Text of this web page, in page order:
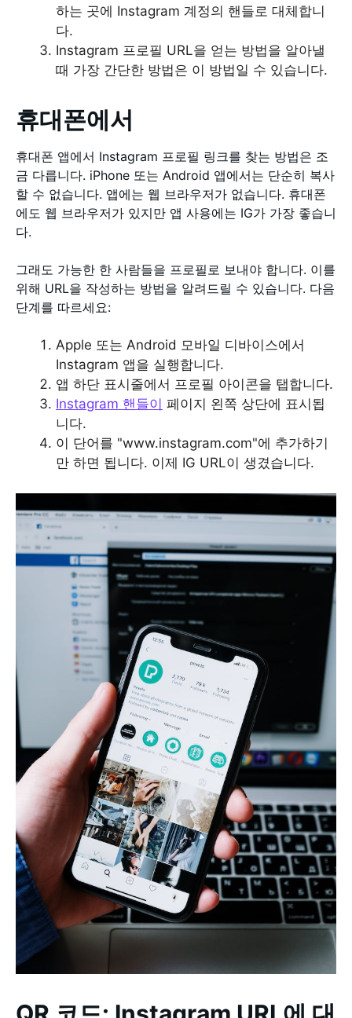
하는 곳에 Instagram 계정의 핸들로 대체합니
다.
Instagram 프로필 URL을 얻는 방법을 알아낼
때 가장 간단한 방법은 이 방법일 수 있습니다.
휴대폰에서
휴대폰 앱에서 Instagram 프로필 링크를 찾는 방법은 조
금 다릅니다. iPhone 또는 Android 앱에서는 단순히 복사
할 수 없습니다. 앱에는 웹 브라우저가 없습니다. 휴대폰
에도 웹 브라우저가 있지만 앱 사용에는 IG가 가장 좋습니
다.
그래도 가능한 한 사람들을 프로필로 보내야 합니다. 이를
위해 URL을 작성하는 방법을 알려드릴 수 있습니다. 다음
단계를 따르세요:
Apple 또는 Android 모바일 디바이스에서
Instagram 앱을 실행합니다.
앱 하단 표시줄에서 프로필 아이콘을 탭합니다.
Instagram 핸들이 페이지 왼쪽 상단에 표시됩
니다.
이 단어를 "www.instagram.com"에 추가하기
만 하면 됩니다. 이제 IG URL이 생겼습니다.